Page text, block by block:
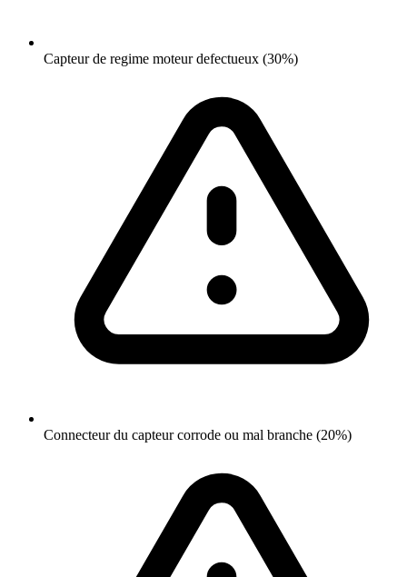
Capteur de regime moteur defectueux (30%)
Connecteur du capteur corrode ou mal branche (20%)